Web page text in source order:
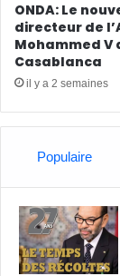
ONDA: Le
directeur de
Mohammed V
Casablanca
il y a 2 semaines
Populaire